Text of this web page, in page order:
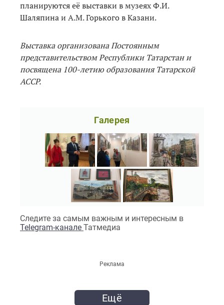
планируются её выставки в музеях Ф.И.
Шаляпина и А.М. Горького в Казани.
Выставка организована Постоянным
представительством Республики Татарстан и
посвящена 100-летию образования Татарской
АССР.
Галерея
Следите за самым важным и интересным в
Telegram-канале Татмедиа
Реклама
Ещё